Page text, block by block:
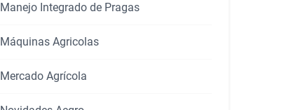
Manejo Integrado de Pragas
Máquinas Agricolas
Mercado Agrícola